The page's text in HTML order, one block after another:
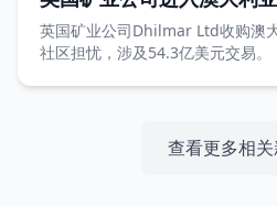
英国矿业公司Dhilmar Ltd收购澳
社区担忧，涉及54.3亿美元交易。
查看更多相